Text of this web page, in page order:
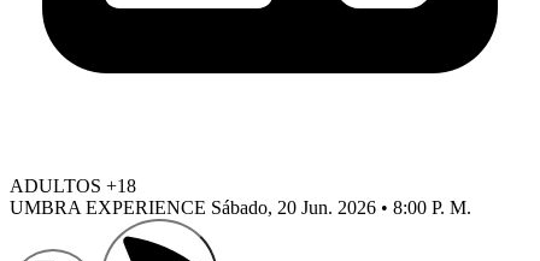
ADULTOS +18
UMBRA EXPERIENCE Sábado, 20 Jun. 2026 • 8:00 P. M.